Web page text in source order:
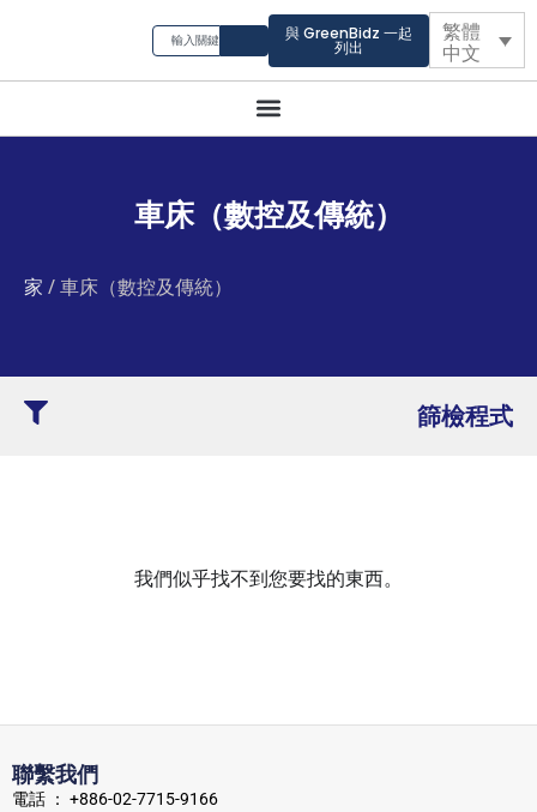
與 GreenBidz 一起
列出
繁體
中文
車床（數控及傳統）
家 / 車床（數控及傳統）
篩檢程式
我們似乎找不到您要找的東西。
聯繫我們
電話 ： +886-02-7715-9166